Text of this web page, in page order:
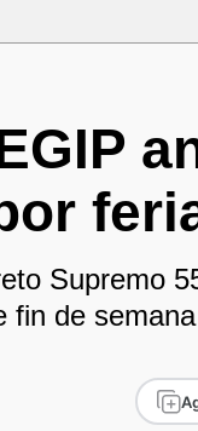
Supremo
fin de